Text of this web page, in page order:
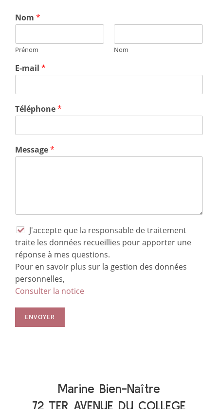
Nom *
Prénom Nom
E-mail *
Téléphone*
Message*
J'accepte que la responsable de traitement
traite les données recueillies pour apporter une
réponse à mes questions.
Pour en savoir plus sur la gestion des données
personnelles,
Consulter la notice
ENVOYER
Marine Bien-Naître
72 TER AVENUE DU COLLEGE